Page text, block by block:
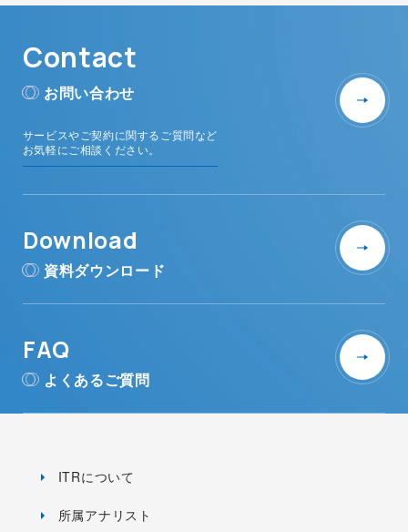
Contact
お問い合わせ
サービスやご契約に関するご質問など
お気軽にご相談ください。
Download
資料ダウンロード
FAQ
よくあるご質問
ITRについて
所属アナリスト